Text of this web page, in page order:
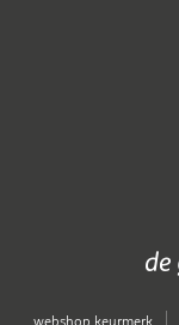
webshop keurmerk